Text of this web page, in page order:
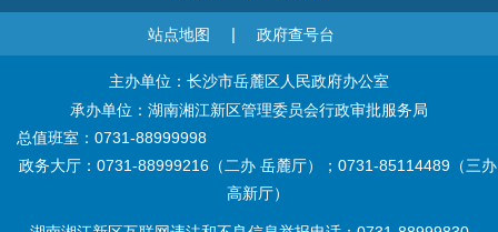
站点地图 | 政府查号台
主办单位：长沙市岳麓区人民政府办公室
承办单位：湖南湘江新区管理委员会行政审批服务局
总值班室：0731-88999998
政务大厅：0731-88999216（二办 岳麓厅）；0731-85114489（三办
高新厅）